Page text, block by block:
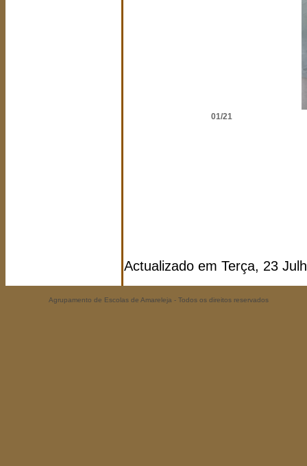
02/21
Actualizado em Terça, 23
Agrupamento de Escolas de Amareleja - Todos os direitos reservados